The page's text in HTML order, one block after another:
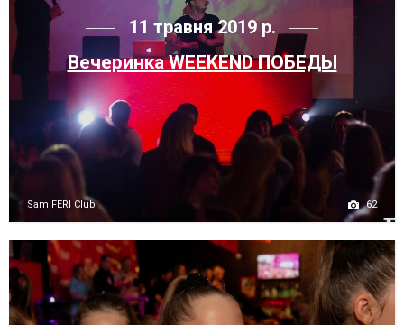
11 травня 2019 р.
Вечеринка WEEKEND ПОБЕДЫ
Sam FERI Club 62